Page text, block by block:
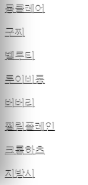
몽클레어
구찌
벨루티
루이비통
버버리
필립플레인
크롬하츠
지방시